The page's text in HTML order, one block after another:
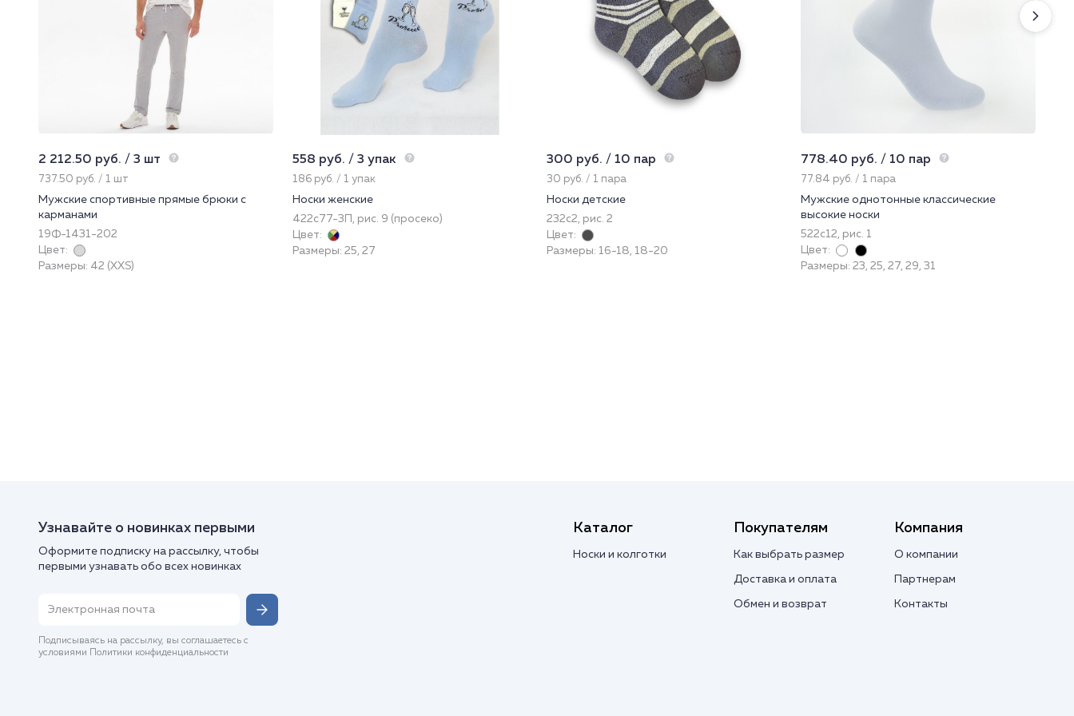
2 212.50 руб. / 3 шт
737.50 руб. / 1 шт
Мужские спортивные прямые брюки с
карманами
19Ф-1431-202
Цвет:
Размеры: 42 (XXS)
558 руб. / 3 упак
186 руб. / 1 упак
Носки женские
422с77-3П, рис. 9 (просеко)
Цвет:
Размеры: 25, 27
300 руб. / 10 пар
30 руб. / 1 пара
Носки детские
232с2, рис. 2
Цвет:
Размеры: 16-18, 18-20
778.40 руб. / 10 пар
77.84 руб. / 1 пара
Мужские однотонные классические
высокие носки
522с12, рис. 1
Цвет:
Размеры: 23, 25, 27, 29, 31
Узнавайте о новинках первыми
Оформите подписку на рассылку, чтобы
первыми узнавать обо всех новинках
Подписываясь на рассылку, вы соглашаетесь с
условиями Политики конфиденциальности
Каталог
Носки и колготки
Покупателям
Как выбрать размер
Доставка и оплата
Обмен и возврат
Компания
О компании
Партнерам
Контакты